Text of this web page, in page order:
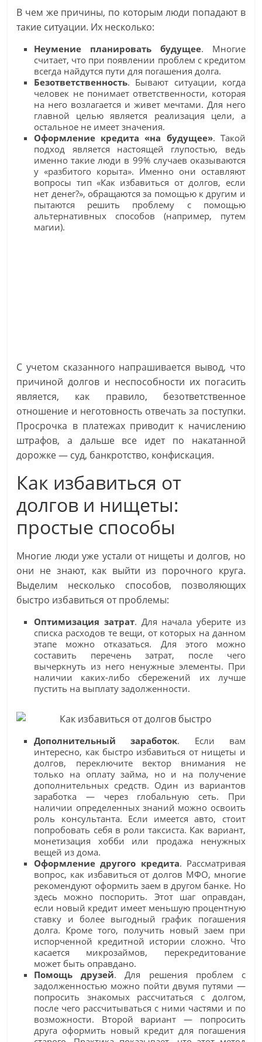
В чем же причины, по которым люди попадают в
такие ситуации. Их несколько:
Неумение планировать будущее. Многие
считает, что при появлении проблем с кредитом
всегда найдутся пути для погашения долга.
Безответственность. Бывают ситуации, когда
человек не понимает ответственности, которая
на него возлагается и живет мечтами. Для него
главной целью является реализация цели, а
остальное не имеет значения.
Оформление кредита «на будущее». Такой
подход является настоящей глупостью, ведь
именно такие люди в 99% случаев оказываются
у «разбитого корыта». Именно они оставляют
вопросы тип «Как избавиться от долгов, если
нет денег?», обращаются за помощью к другим и
пытаются решить проблему с помощью
альтернативных способов (например, путем
магии).
С учетом сказанного напрашивается вывод, что
причиной долгов и неспособности их погасить
является, как правило, безответственное
отношение и неготовность отвечать за поступки.
Просрочка в платежах приводит к начислению
штрафов, а дальше все идет по накатанной
дорожке — суд, банкротство, конфискация.
Как избавиться от
долгов и нищеты:
простые способы
Многие люди уже устали от нищеты и долгов, но
они не знают, как выйти из порочного круга.
Выделим несколько способов, позволяющих
быстро избавиться от проблемы:
Оптимизация затрат. Для начала уберите из
списка расходов те вещи, от которых на данном
этапе можно отказаться. Для этого можно
составить перечень затрат, после чего
вычеркнуть из него ненужные элементы. При
наличии каких-либо сбережений их лучше
пустить на выплату задолженности.
Дополнительный заработок. Если вам
интересно, как быстро избавиться от нищеты и
долгов, переключите вектор внимания не
только на оплату займа, но и на получение
дополнительных средств. Один из вариантов
заработка — через глобальную сеть. При
наличии определенных знаний можно освоить
роль консультанта. Если имеется авто, стоит
попробовать себя в роли таксиста. Как вариант,
монетизация хобби или продажа ненужных
вещей из дома.
Оформление другого кредита. Рассматривая
вопрос, как избавиться от долгов МФО, многие
рекомендуют оформить заем в другом банке. Но
здесь можно поспорить. Этот шаг оправдан,
если новый кредит имеет меньшую процентную
ставку и более выгодный график погашения
долга. Кроме того, получить новый заем при
испорченной кредитной истории сложно. Что
касается микрозаймов, перекредитование
может быть оправдано.
Помощь друзей. Для решения проблем с
задолженностью можно пойти двумя путями —
попросить знакомых рассчитаться с долгом,
после чего рассчитываться с ними частями и по
возможности. Второй вариант — попросить
друга оформить новый кредит для погашения